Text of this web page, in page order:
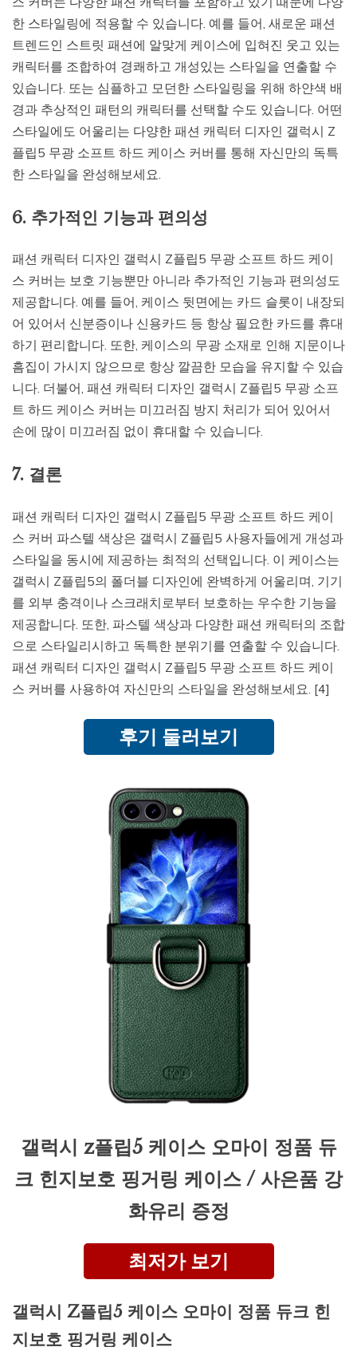
한 스타일링에 적용할 수 있습니다. 예를 들어, 새로운 패션
트렌드인 스트릿 패션에 알맞게 케이스에 입혀진 웃고 있는
캐릭터를 조합하여 경쾌하고 개성있는 스타일을 연출할 수
있습니다. 또는 심플하고 모던한 스타일링을 위해 하얀색 배
경과 추상적인 패턴의 캐릭터를 선택할 수도 있습니다. 어떤
스타일에도 어울리는 다양한 패션 캐릭터 디자인 갤럭시 Z
플립5 무광 소프트 하드 케이스 커버를 통해 자신만의 독특
한 스타일을 완성해보세요.
6. 추가적인 기능과 편의성
패션 캐릭터 디자인 갤럭시 Z플립5 무광 소프트 하드 케이
스 커버는 보호 기능뿐만 아니라 추가적인 기능과 편의성도
제공합니다. 예를 들어, 케이스 뒷면에는 카드 슬롯이 내장되
어 있어서 신분증이나 신용카드 등 항상 필요한 카드를 휴대
하기 편리합니다. 또한, 케이스의 무광 소재로 인해 지문이나
흠집이 가시지 않으므로 항상 깔끔한 모습을 유지할 수 있습
니다. 더불어, 패션 캐릭터 디자인 갤럭시 Z플립5 무광 소프
트 하드 케이스 커버는 미끄러짐 방지 처리가 되어 있어서
손에 많이 미끄러짐 없이 휴대할 수 있습니다.
7. 결론
패션 캐릭터 디자인 갤럭시 Z플립5 무광 소프트 하드 케이
스 커버 파스텔 색상은 갤럭시 Z플립5 사용자들에게 개성과
스타일을 동시에 제공하는 최적의 선택입니다. 이 케이스는
갤럭시 Z플립5의 폴더블 디자인에 완벽하게 어울리며, 기기
를 외부 충격이나 스크래치로부터 보호하는 우수한 기능을
제공합니다. 또한, 파스텔 색상과 다양한 패션 캐릭터의 조합
으로 스타일리시하고 독특한 분위기를 연출할 수 있습니다.
패션 캐릭터 디자인 갤럭시 Z플립5 무광 소프트 하드 케이
스 커버를 사용하여 자신만의 스타일을 완성해보세요. [4]
후기 둘러보기
갤럭시 z플립5 케이스 오마이 정품 듀
크 힌지보호 핑거링 케이스 / 사은품 강
화유리 증정
최저가 보기
갤럭시 Z플립5 케이스 오마이 정품 듀크 힌
지보호 핑거링 케이스